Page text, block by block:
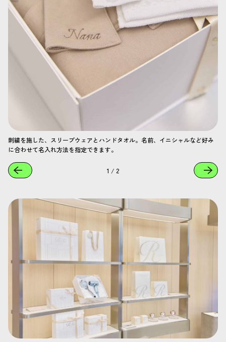
刺繍を施した、スリープウェアとハンドタオル。名前、イニシャルなど好み
に合わせて名入れ方法を指定できます。
1 / 2